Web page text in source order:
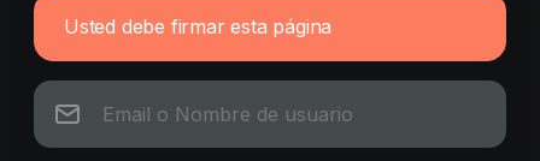
Usted debe firmar esta página